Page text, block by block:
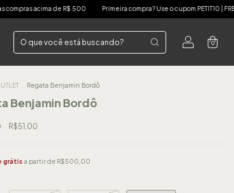
Primeira compra? Use o cupom PETIT10 | FRETE GRÁTIS para as
0
Regata Benjamin Bordô
Benjamin Bordô
R$51,00
grátis a partir de R$500,00